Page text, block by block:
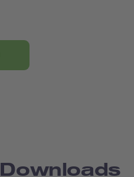
Downloads